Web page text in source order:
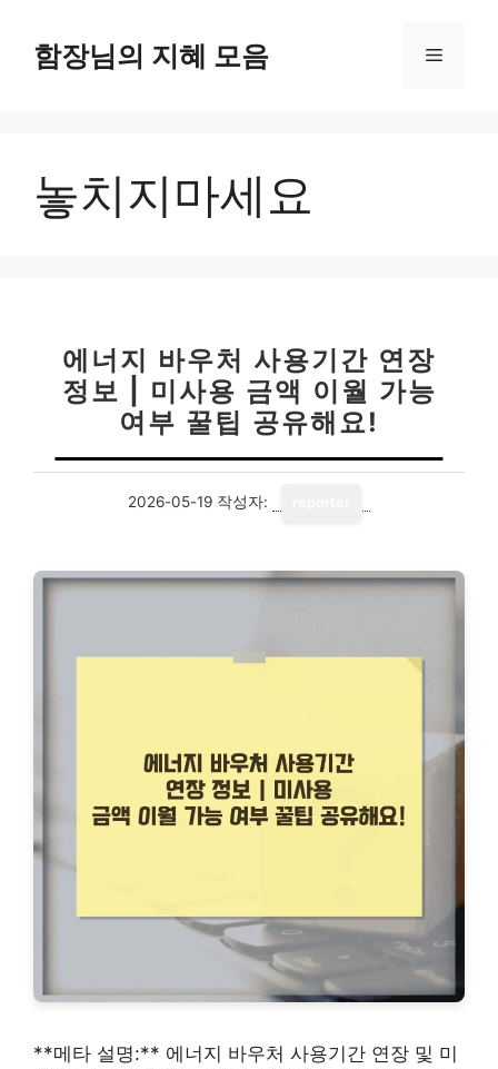
함장님의 지혜 모음 메
놓치지마세요
에너지 바우처 사용기간 연장
정보 | 미사용 금액 이월 가능
여부 꿀팁 공유해요!
2026-05-19 작성자:
**메타 설명:** 에너지 바우처 사용기간 연장 및 미